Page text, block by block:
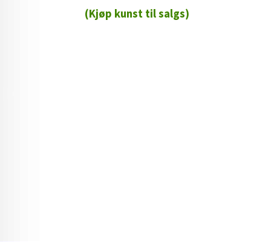
(Kjøp kunst til salgs)